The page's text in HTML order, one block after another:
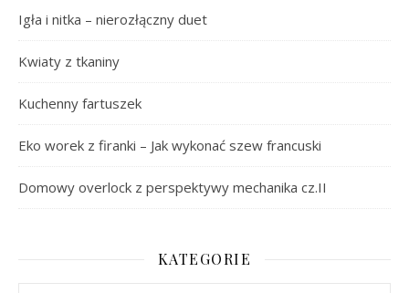
Igła i nitka – nierozłączny duet
Kwiaty z tkaniny
Kuchenny fartuszek
Eko worek z firanki – Jak wykonać szew francuski
Domowy overlock z perspektywy mechanika cz.II
KATEGORIE